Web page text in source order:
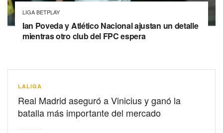
LIGA BETPLAY
Ian Poveda y Atlético Nacional ajustan un detalle
mientras otro club del FPC espera
LALIGA
Real Madrid aseguró a Vinicius y ganó la
batalla más importante del mercado